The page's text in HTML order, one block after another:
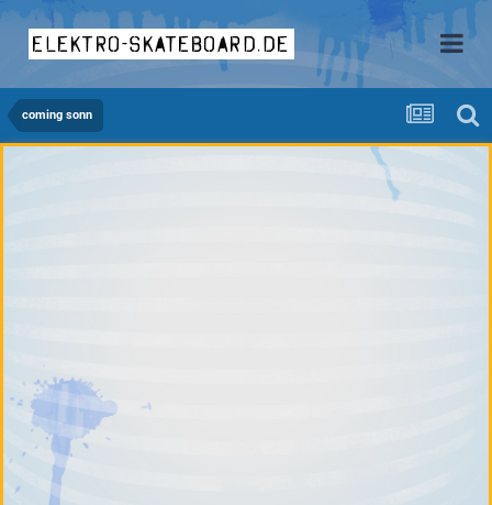
elektro-skateboard.de
coming sonn